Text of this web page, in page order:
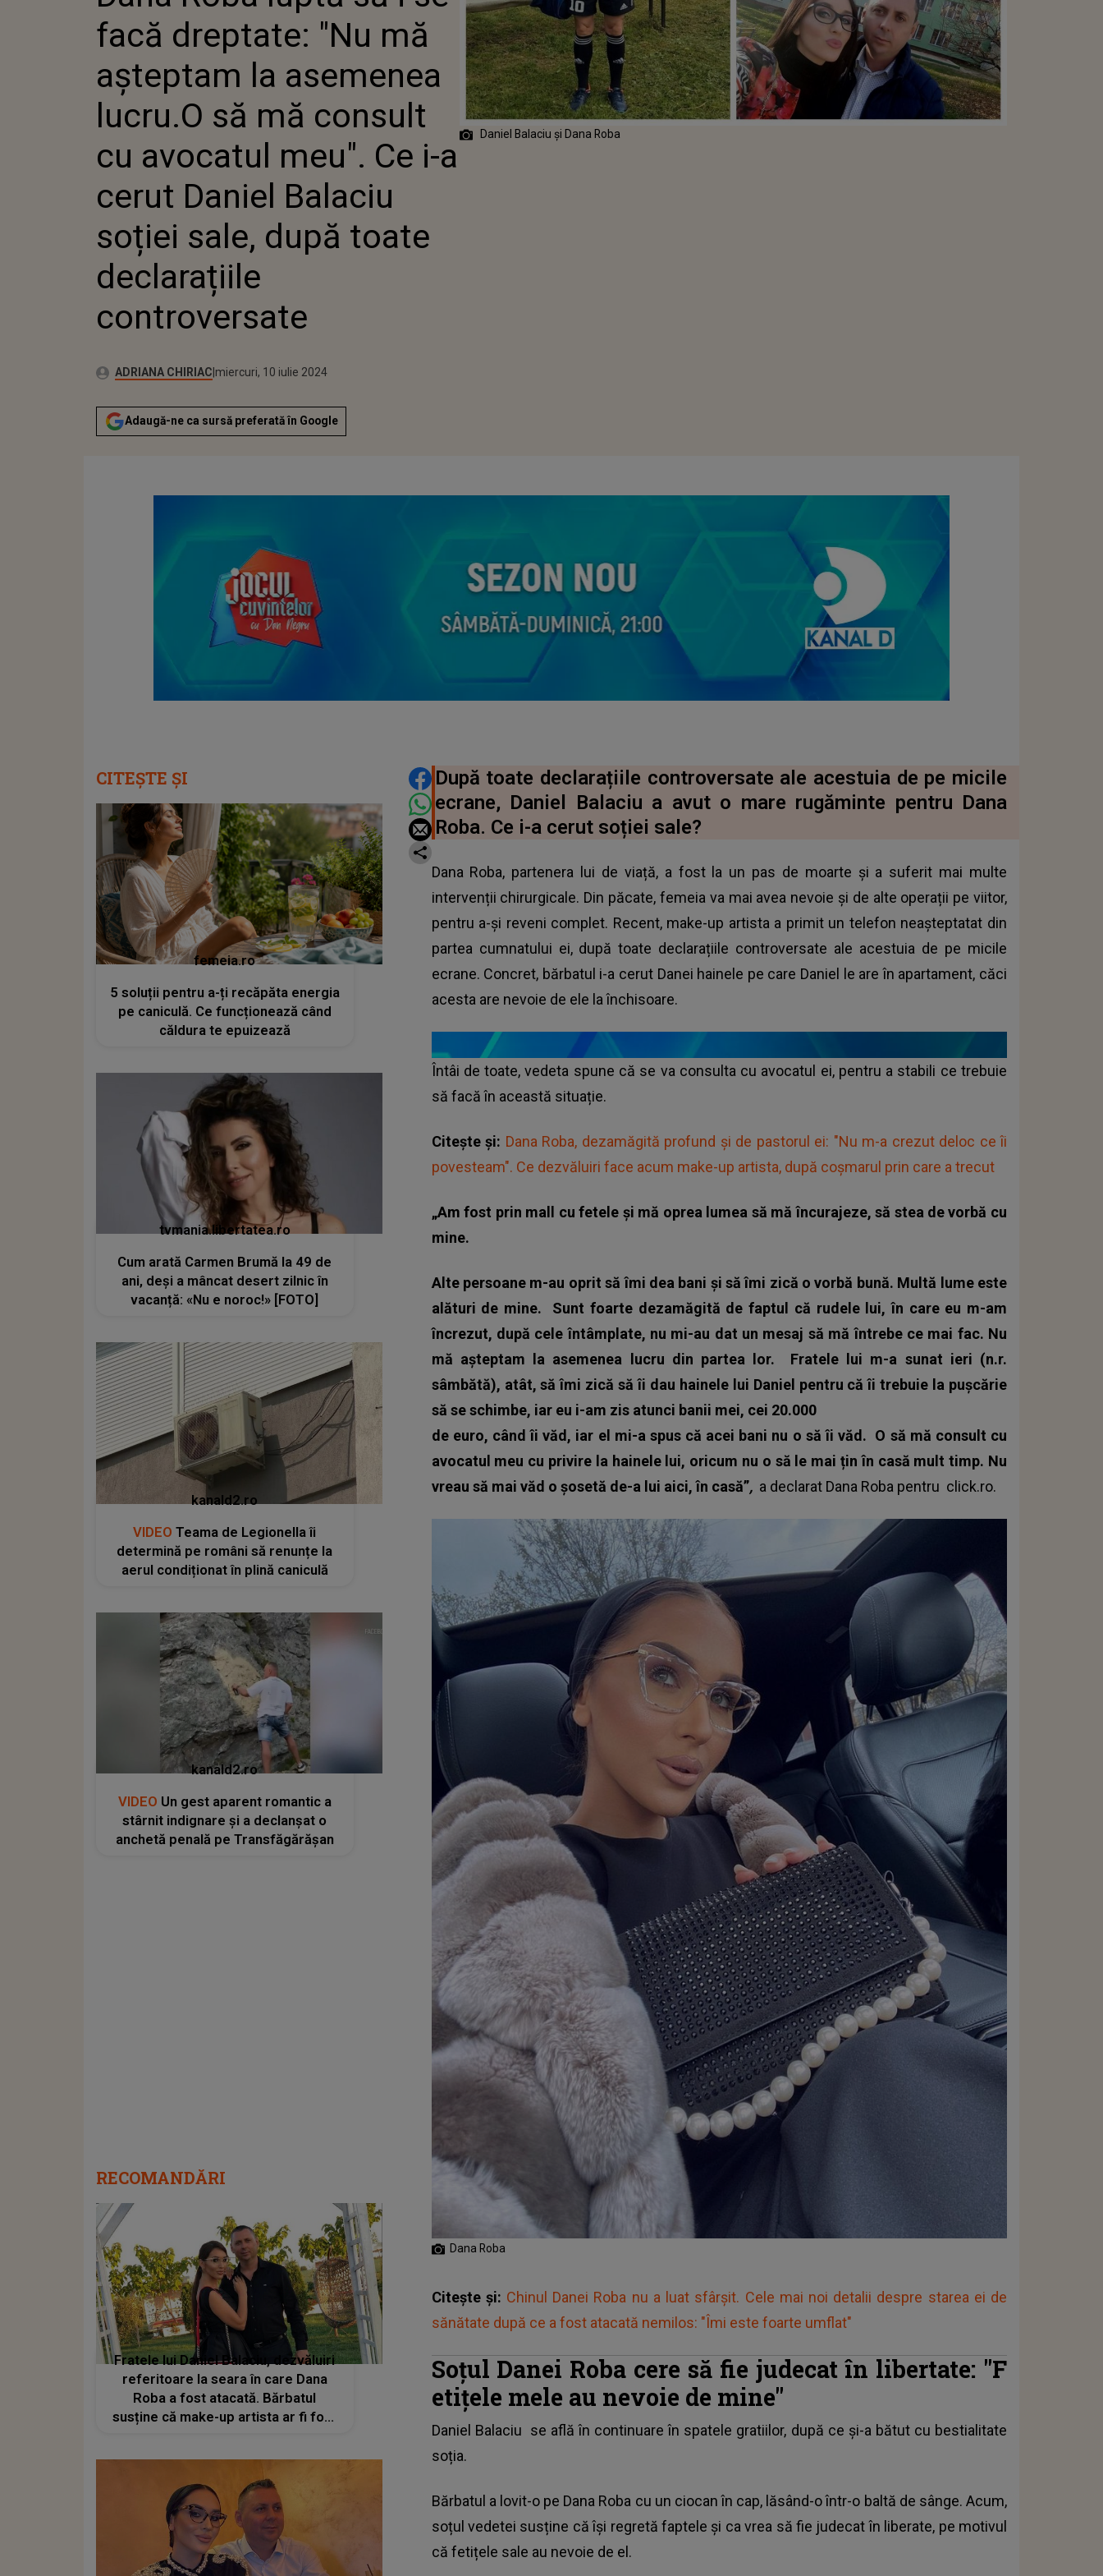
ASEMENEA LUCRU.O SĂ
MĂ CONSULT CU
AVOCATUL MEU". CE I-A
BALACIU SOȚIEI SALE,
DUPĂ TOATE
DECLARAȚIILE
CONTROVERSATE
facă dreptate: "Nu mă
așteptam la asemenea
lucru.O să mă consult
cu avocatul meu". Ce i-a
cerut Daniel Balaciu
soției sale, după toate
declarațiile
controversate
Autor:ADRIANA CHIRIACPublicat:
luni, 10 iulie 2023
Actualizat:
miercuri, 10 iulie 2024
Adaugă-ne ca sursă preferată în Google
Daniel Balaciu și Dana Roba
DISTRIBUIE ARTICOLUL
După toate declarațiile controversate ale acestuia de pe micile
ecrane, Daniel Balaciu a avut o mare rugăminte pentru Dana
Roba. Ce i-a cerut soției sale?
Dana Roba, partenera lui de viață, a fost la un pas de moarte și a suferit mai multe
intervenții chirurgicale. Din păcate, femeia va mai avea nevoie și de alte operații pe viitor,
pentru a-și reveni complet. Recent, make-up artista a primit un telefon neașteptatat din
partea cumnatului ei, după toate declarațiile controversate ale acestuia de pe micile
ecrane. Concret, bărbatul i-a cerut Danei hainele pe care Daniel le are în apartament, căci
acesta are nevoie de ele la închisoare.
Întâi de toate, vedeta spune că se va consulta cu avocatul ei, pentru a stabili ce trebuie
să facă în această situație.
Citește și: Dana Roba, dezamăgită profund și de pastorul ei: "Nu m-a crezut deloc ce îi
povesteam". Ce dezvăluiri face acum make-up artista, după coșmarul prin care a trecut
„Am fost prin mall cu fetele și mă oprea lumea să mă încurajeze, să stea de vorbă cu
mine.
Alte persoane m-au oprit să îmi dea bani și să îmi zică o vorbă bună. Multă lume este
alături de mine. Sunt foarte dezamăgită de faptul că rudele lui, în care eu m-am
încrezut, după cele întâmplate, nu mi-au dat un mesaj să mă întrebe ce mai fac. Nu
mă așteptam la asemenea lucru din partea lor. Fratele lui m-a sunat ieri (n.r.
sâmbătă), atât, să îmi zică să îi dau hainele lui Daniel pentru că îi trebuie la pușcărie
să se schimbe, iar eu i-am zis atunci banii mei, cei 20.000
de euro, când îi văd, iar el mi-a spus că acei bani nu o să îi văd. O să mă consult cu
avocatul meu cu privire la hainele lui, oricum nu o să le mai țin în casă mult timp. Nu
vreau să mai văd o șosetă de-a lui aici, în casă”, a declarat Dana Roba pentru click.ro.
Dana Roba
Citește și: Chinul Danei Roba nu a luat sfârșit. Cele mai noi detalii despre starea ei de
sănătate după ce a fost atacată nemilos: "Îmi este foarte umflat"
Soțul Danei Roba cere să fie judecat în libertate: "F
etițele mele au nevoie de mine"
Daniel Balaciu se află în continuare în spatele gratiilor, după ce și-a bătut cu bestialitate
soția.
Bărbatul a lovit-o pe Dana Roba cu un ciocan în cap, lăsând-o într-o baltă de sânge. Acum,
soțul vedetei susține că își regretă faptele și ca vrea să fie judecat în liberate, pe motivul
că fetițele sale au nevoie de el.
CITEȘTE ȘI
femeia.ro
5 soluții pentru a-ți recăpăta energia
pe caniculă. Ce funcționează când
căldura te epuizează
tvmania.libertatea.ro
Cum arată Carmen Brumă la 49 de
ani, deși a mâncat desert zilnic în
vacanță: «Nu e noroc!» [FOTO]
kanald2.ro
VIDEO Teama de Legionella îi
determină pe români să renunțe la
aerul condiționat în plină caniculă
kanald2.ro
VIDEO Un gest aparent romantic a
stârnit indignare și a declanșat o
anchetă penală pe Transfăgărășan
RECOMANDĂRI
Fratele lui Daniel Balaciu, dezvăluiri
referitoare la seara în care Dana
Roba a fost atacată. Bărbatul
susține că make-up artista ar fi fost